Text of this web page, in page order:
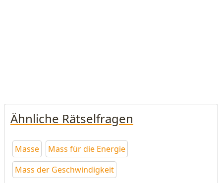
Ähnliche Rätselfragen
Masse
Mass für die Energie
Mass der Geschwindigkeit